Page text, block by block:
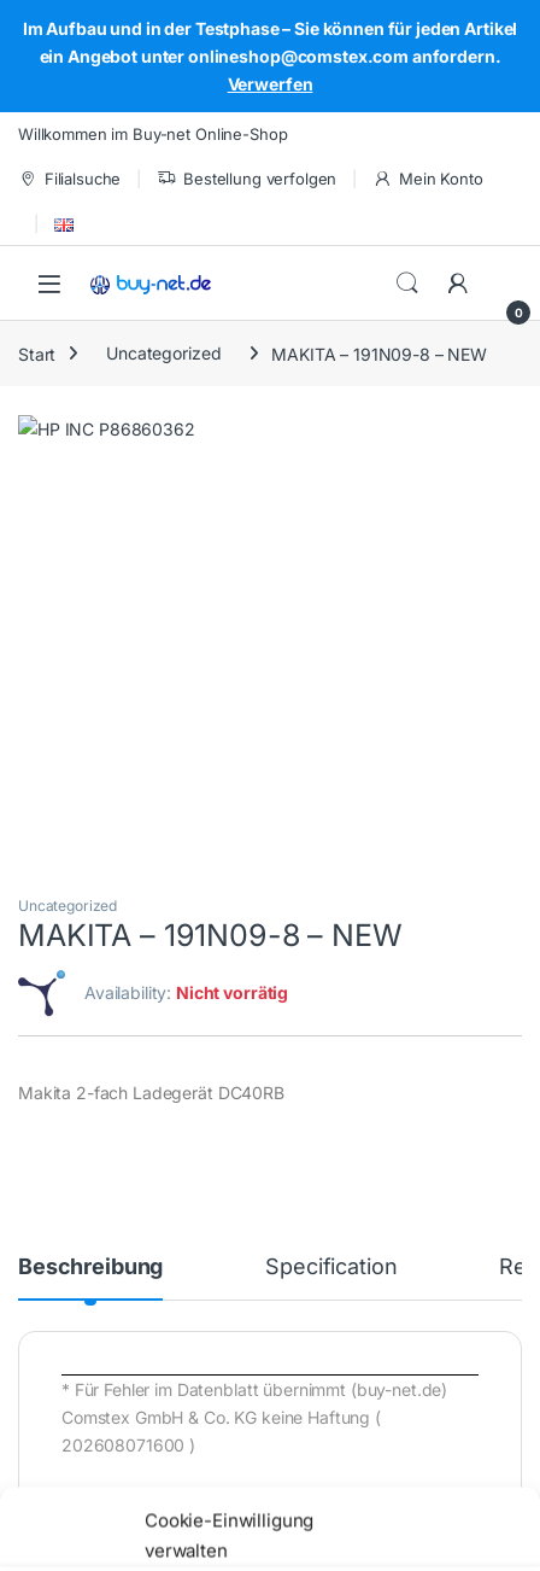
Cookie-Einwilligung
verwalten
Im Aufbau und in der Testphase – Sie können für jeden Artikel
ein Angebot unter onlineshop@comstex.com anfordern.
Verwerfen
Skip to navigation
Skip to content
Willkommen im Buy-net Online-Shop
Filialsuche Bestellung verfolgen Mein Konto
Open
0
Start Uncategorized MAKITA – 191N09-8 – NEW
Uncategorized
MAKITA – 191N09-8 – NEW
Availability: Nicht vorrätig
Makita 2-fach Ladegerät DC40RB
Beschreibung Specification
* Für Fehler im Datenblatt übernimmt (buy-net.de)
Comstex GmbH & Co. KG keine Haftung (
202608071600 )